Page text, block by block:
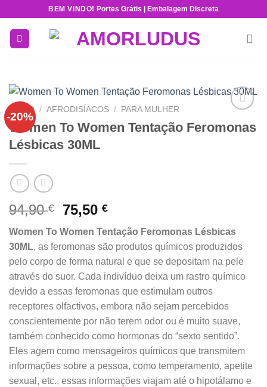
content
BEM VINDO! Portes Grátis | Embalagem Discreta
-20%
wishlist
INÍCIO / AFRODISÍACOS / PARA MULHER
Women To Women Tentação Feromonas
Lésbicas 30ML
94,90€
O
original
era:
94,90 €.
75,50€O
preço
atual
é:
75,50 €.
Women To Women Tentação Feromonas Lésbicas
30ML, as feromonas são produtos químicos produzidos
pelo corpo de forma natural e que se depositam na pele
através do suor. Cada indivíduo deixa um rastro químico
devido a essas feromonas que estimulam outros
receptores olfactivos, embora não sejam percebidos
conscientemente por não terem odor ou é muito suave,
também conhecido como hormonas do “sexto sentido”.
Eles agem como mensageiros químicos que transmitem
informações sobre a pessoa, como temperamento, apetite
sexual, etc., essas informações viajam até o hipotálamo e